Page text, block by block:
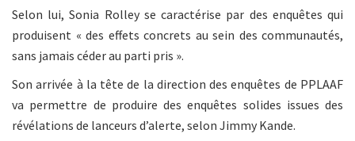
Selon lui, Sonia Rolley se caractérise par des enquêtes qui
produisent « des effets concrets au sein des communautés,
sans jamais céder au parti pris ».
Son arrivée à la tête de la direction des enquêtes de PPLAAF
va permettre de produire des enquêtes solides issues des
révélations de lanceurs d’alerte, selon Jimmy Kande.